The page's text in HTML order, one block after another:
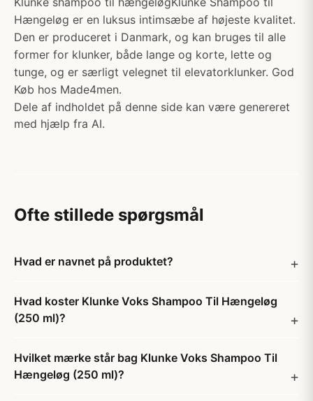
Hængeløg er en luksus intimsæbe af højeste kvalitet.
Den er produceret i Danmark, og kan bruges til alle
former for klunker, både lange og korte, lette og
tunge, og er særligt velegnet til elevatorklunker. God
Køb hos Made4men.
Dele af indholdet på denne side kan være genereret
med hjælp fra AI.
Ofte stillede spørgsmål
Hvad er navnet på produktet?
Hvad koster Klunke Voks Shampoo Til Hængeløg
(250 ml)?
Hvilket mærke står bag Klunke Voks Shampoo Til
Hængeløg (250 ml)?